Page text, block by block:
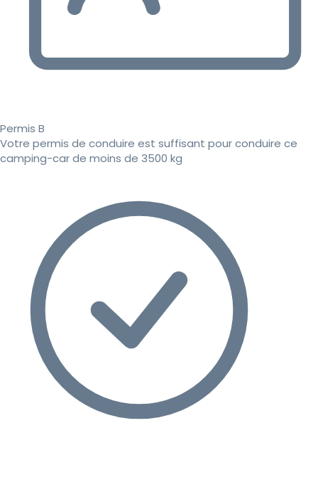
Permis B
Votre permis de conduire est suffisant pour conduire ce
camping-car de moins de 3500 kg